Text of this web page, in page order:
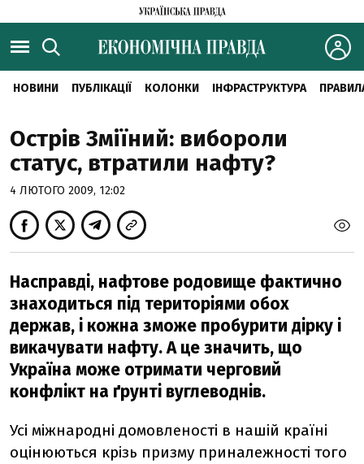
НОВИНИ ПУБЛІКАЦІЇ КОЛОНКИ ІНФРАСТРУКТУРА
Острів Зміїний: вибороли
статус, втратили нафту?
4 ЛЮТОГО 2009, 12:02
Насправді, нафтове родовище фактично
знаходиться під територіями обох
держав, і кожна зможе пробурити дірку і
викачувати нафту. А це значить, що
Україна може отримати черговий
конфлікт на ґрунті вуглеводнів.
Усі міжнародні домовленості в нашій країні
оцінюються крізь призму приналежності того